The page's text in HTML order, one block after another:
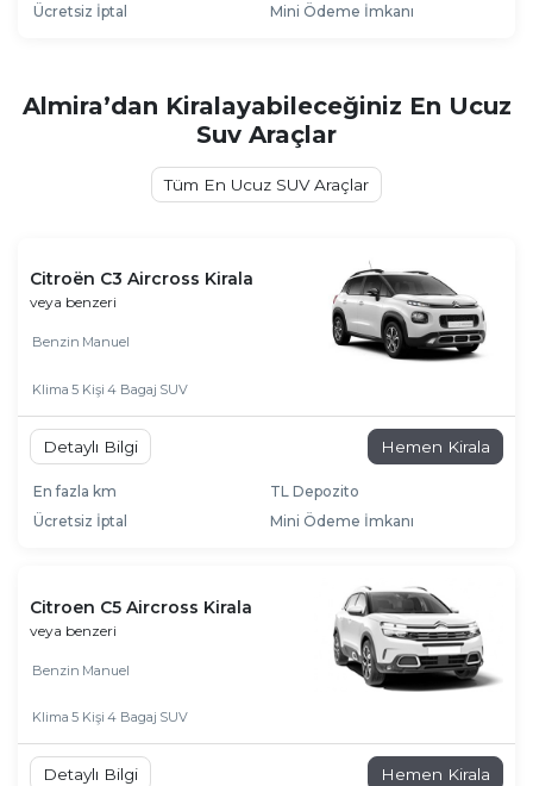
Ücretsiz İptal
Mini Ödeme İmkanı
Almira’dan Kiralayabileceğiniz En Ucuz
Suv Araçlar
Tüm En Ucuz SUV Araçlar
Citroën C3 Aircross Kirala
veya benzeri
Benzin Manuel
Klima 5 Kişi 4 Bagaj SUV
Detaylı Bilgi Hemen Kirala
En fazla km
TL Depozito
Ücretsiz İptal
Mini Ödeme İmkanı
Citroen C5 Aircross Kirala
veya benzeri
Benzin Manuel
Klima 5 Kişi 4 Bagaj SUV
Detaylı Bilgi Hemen Kirala